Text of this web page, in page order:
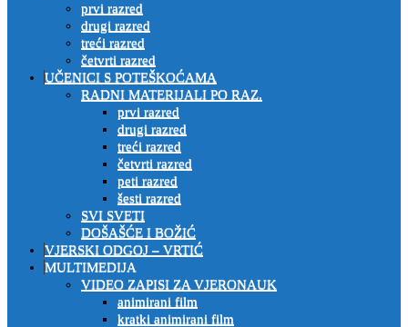
prvi razred
drugi razred
treći razred
četvrti razred
UČENICI S POTEŠKOĆAMA
RADNI MATERIJALI PO RAZ.
prvi razred
drugi razred
treći razred
četvrti razred
peti razred
šesti razred
SVI SVETI
DOŠAŠĆE I BOŽIĆ
VJERSKI ODGOJ – VRTIĆ
MULTIMEDIJA
VIDEO ZAPISI ZA VJERONAUK
animirani film
kratki animirani film